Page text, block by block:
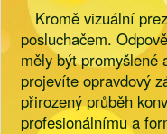
Kromě vizuální
posluchačem.
měly být promyšlené
projevíte opravdový
přirozený průběh
profesionálnímu a